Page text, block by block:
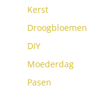
Kerst
Droogbloemen
DIY
Moederdag
Pasen